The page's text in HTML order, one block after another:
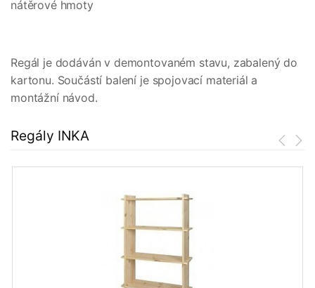
nátěrové hmoty
Regál je dodáván v demontovaném stavu, zabalený do
kartonu. Součástí balení je spojovací materiál a
montážní návod.
Regály INKA